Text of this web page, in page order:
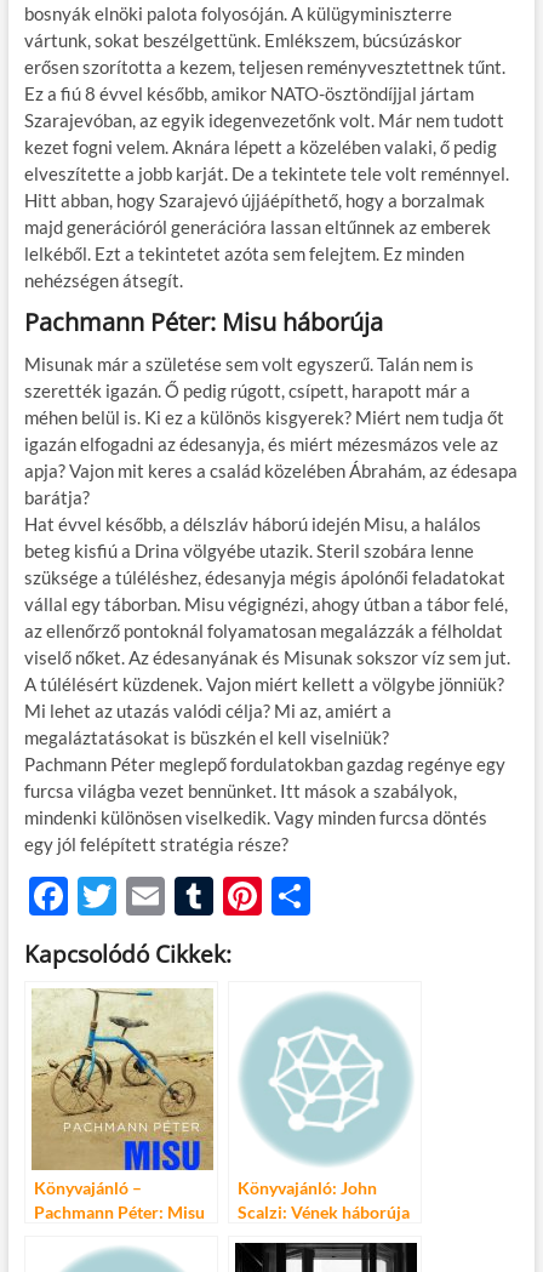
bosnyák elnöki palota folyosóján. A külügyminiszterre
vártunk, sokat beszélgettünk. Emlékszem, búcsúzáskor
erősen szorította a kezem, teljesen reményvesztettnek tűnt.
Ez a fiú 8 évvel később, amikor NATO-ösztöndíjjal jártam
Szarajevóban, az egyik idegenvezetőnk volt. Már nem tudott
kezet fogni velem. Aknára lépett a közelében valaki, ő pedig
elveszítette a jobb karját. De a tekintete tele volt reménnyel.
Hitt abban, hogy Szarajevó újjáépíthető, hogy a borzalmak
majd generációról generációra lassan eltűnnek az emberek
lelkéből. Ezt a tekintetet azóta sem felejtem. Ez minden
nehézségen átsegít.
Pachmann Péter: Misu háborúja
Misunak már a születése sem volt egyszerű. Talán nem is
szerették igazán. Ő pedig rúgott, csípett, harapott már a
méhen belül is. Ki ez a különös kisgyerek? Miért nem tudja őt
igazán elfogadni az édesanyja, és miért mézesmázos vele az
apja? Vajon mit keres a család közelében Ábrahám, az édesapa
barátja?
Hat évvel később, a délszláv háború idején Misu, a halálos
beteg kisfiú a Drina völgyébe utazik. Steril szobára lenne
szüksége a túléléshez, édesanyja mégis ápolónői feladatokat
vállal egy táborban. Misu végignézi, ahogy útban a tábor felé,
az ellenőrző pontoknál folyamatosan megalázzák a félholdat
viselő nőket. Az édesanyának és Misunak sokszor víz sem jut.
A túlélésért küzdenek. Vajon miért kellett a völgybe jönniük?
Mi lehet az utazás valódi célja? Mi az, amiért a
megaláztatásokat is büszkén el kell viselniük?
Pachmann Péter meglepő fordulatokban gazdag regénye egy
furcsa világba vezet bennünket. Itt mások a szabályok,
mindenki különösen viselkedik. Vagy minden furcsa döntés
egy jól felépített stratégia része?
F
ac
e
b
o
o
k
T
w
itt
er
E
m
ail
T
u
m
bl
r
Pi
es
O
m
e
g
Kapcsolódó Cikkek:
Könyvajánló –
Pachmann Péter: Misu
Könyvajánló: John
Scalzi: Vének háborúja